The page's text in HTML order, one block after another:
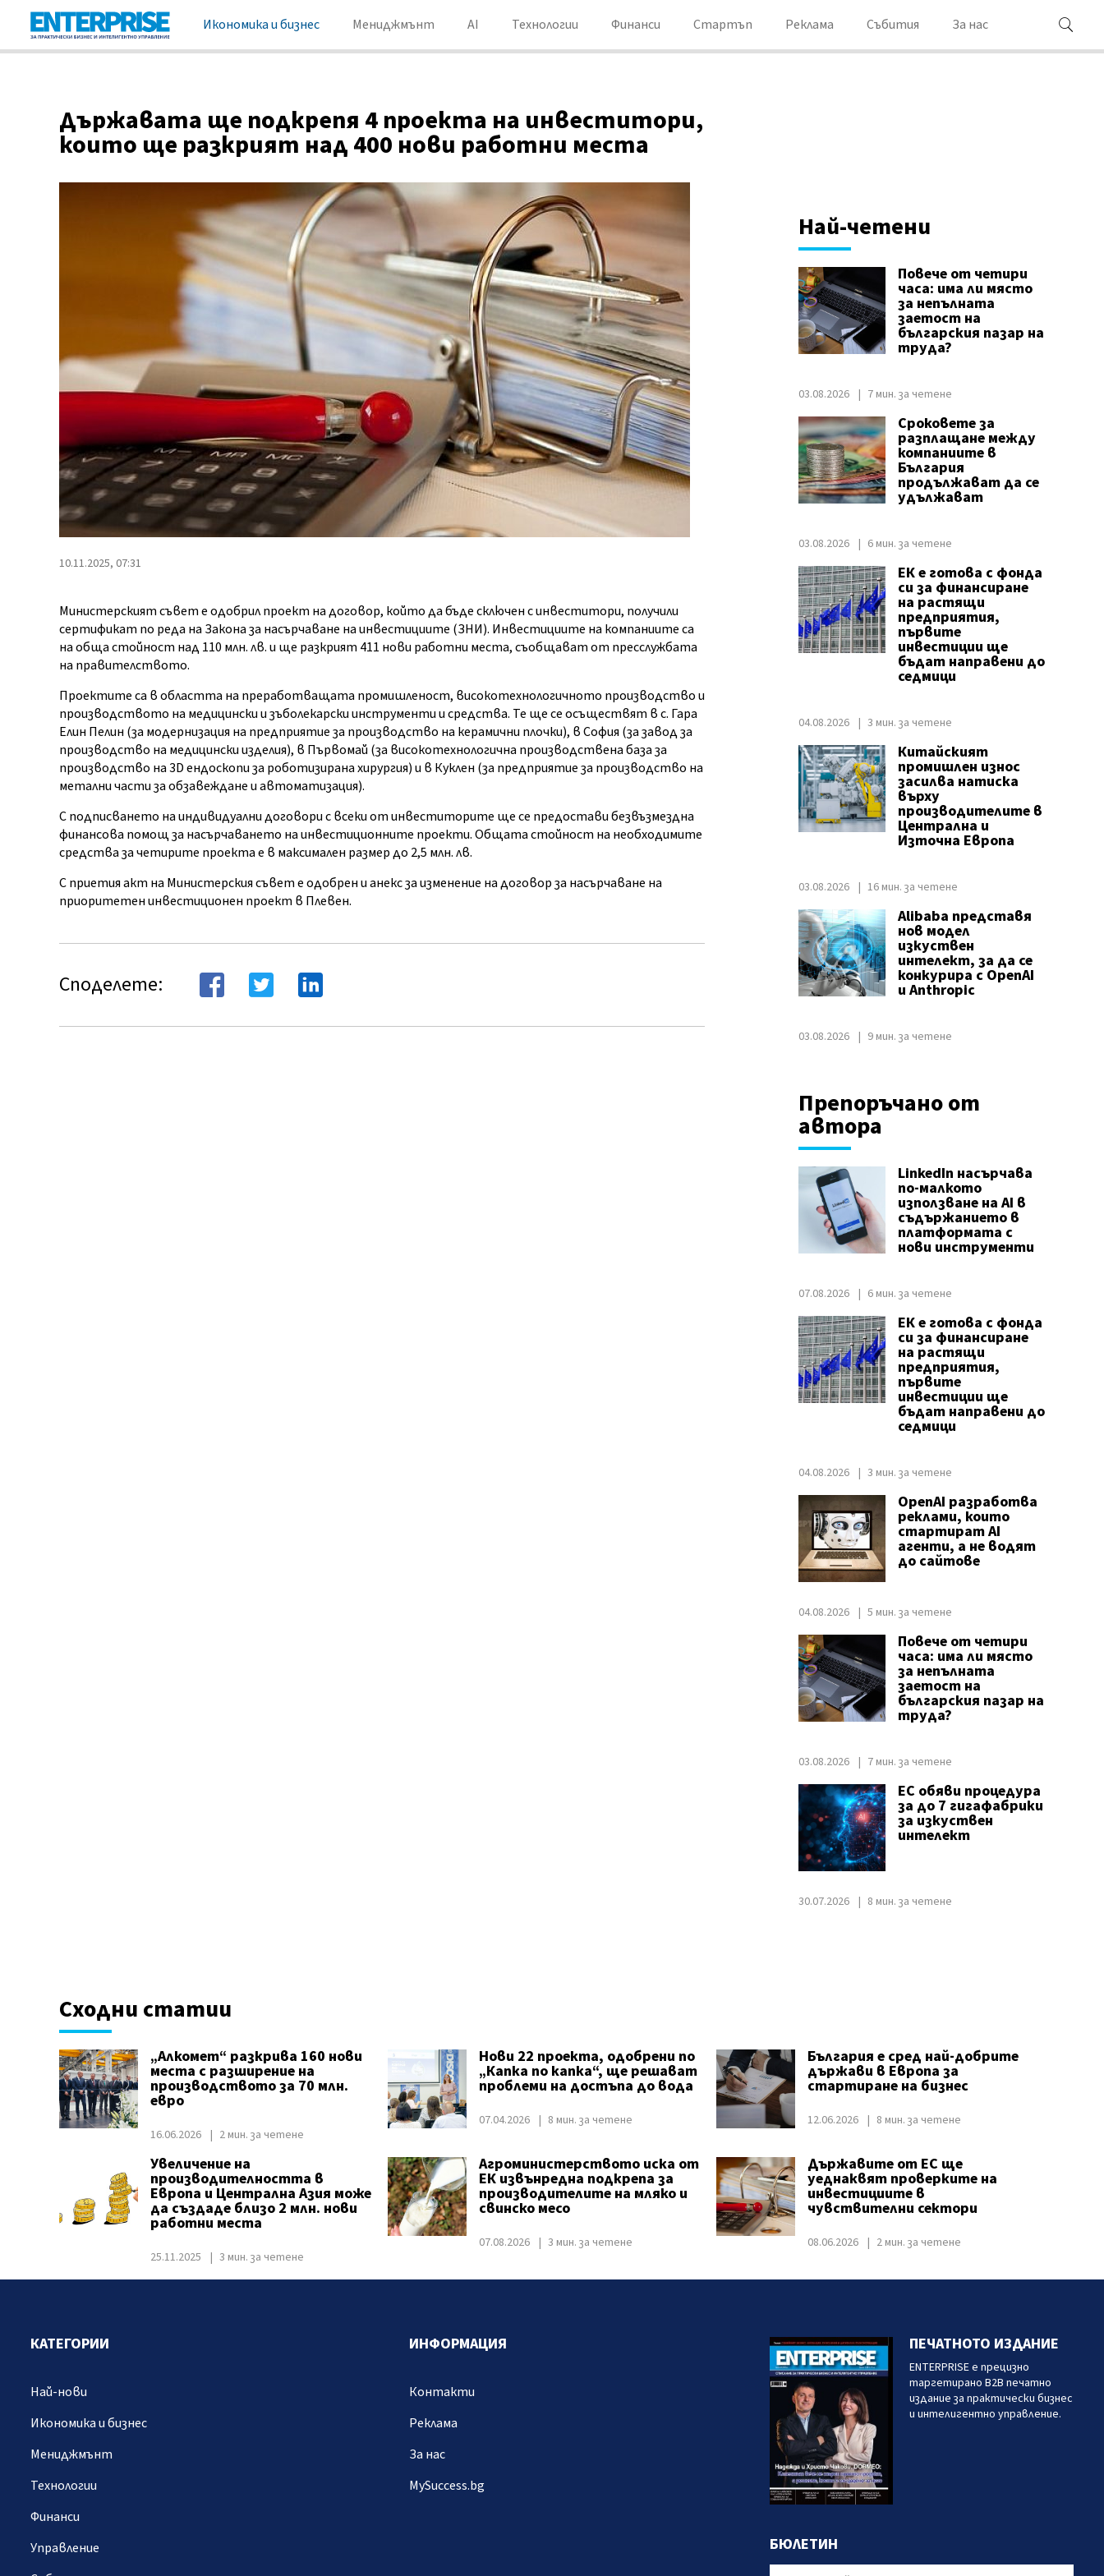
Икономика и бизнес Мениджмънт AI Технологии Финанси Стартъп Реклама Събития За нас
Държавата ще подкрепя 4 проекта на инвеститори,
които ще разкрият над 400 нови работни места
10.11.2025, 07:31
Министерският съвет е одобрил проект на договор, който да бъде сключен с инвеститори, получили
сертификат по реда на Закона за насърчаване на инвестициите (ЗНИ). Инвестициите на компаниите са
на обща стойност над 110 млн. лв. и ще разкрият 411 нови работни места, съобщават от пресслужбата
на правителството.
Проектите са в областта на преработващата промишленост, високотехнологичното производство и
производството на медицински и зъболекарски инструменти и средства. Те ще се осъществят в с. Гара
Елин Пелин (за модернизация на предприятие за производство на керамични плочки), в София (за завод за
производство на медицински изделия), в Първомай (за високотехнологична производствена база за
производство на 3D ендоскопи за роботизирана хирургия) и в Куклен (за предприятие за производство на
метални части за обзавеждане и автоматизация).
С подписването на индивидуални договори с всеки от инвеститорите ще се предостави безвъзмездна
финансова помощ за насърчаването на инвестиционните проекти. Общата стойност на необходимите
средства за четирите проекта е в максимален размер до 2,5 млн. лв.
С приетия акт на Министерския съвет е одобрен и анекс за изменение на договор за насърчаване на
приоритетен инвестиционен проект в Плевен.
Споделете:
Най-четени
Повече от четири
часа: има ли място
за непълната
заетост на
българския пазар на
труда?
03.08.2026 7 мин. за четене
Сроковете за
разплащане между
компаниите в
България
продължават да се
удължават
03.08.2026 6 мин. за четене
ЕК е готова с фонда
си за финансиране
на растящи
предприятия,
първите
инвестиции ще
бъдат направени до
седмици
04.08.2026 3 мин. за четене
Китайският
промишлен износ
засилва натиска
върху
производителите в
Централна и
Източна Европа
03.08.2026 16 мин. за четене
Alibaba представя
нов модел
изкуствен
интелект, за да се
конкурира с OpenAI
и Anthropic
03.08.2026 9 мин. за четене
Препоръчано от
автора
LinkedIn насърчава
по-малкото
използване на AI в
съдържанието в
платформата с
нови инструменти
07.08.2026 6 мин. за четене
ЕК е готова с фонда
си за финансиране
на растящи
предприятия,
първите
инвестиции ще
бъдат направени до
седмици
04.08.2026 3 мин. за четене
OpenAI разработва
реклами, които
стартират AI
агенти, а не водят
до сайтове
04.08.2026 5 мин. за четене
Повече от четири
часа: има ли място
за непълната
заетост на
българския пазар на
труда?
03.08.2026 7 мин. за четене
ЕС обяви процедура
за до 7 гигафабрики
за изкуствен
интелект
30.07.2026 8 мин. за четене
Сходни статии
„Алкомет“ разкрива 160 нови
места с разширение на
производството за 70 млн.
евро
16.06.2026 2 мин. за четене
Нови 22 проекта, одобрени по
„Капка по капка“, ще решават
проблеми на достъпа до вода
07.04.2026 8 мин. за четене
България е сред най-добрите
държави в Европа за
стартиране на бизнес
12.06.2026 8 мин. за четене
Увеличение на
производителността в
Европа и Централна Азия може
да създаде близо 2 млн. нови
работни места
25.11.2025 3 мин. за четене
Агроминистерството иска от
ЕК извънредна подкрепа за
производителите на мляко и
свинско месо
07.08.2026 3 мин. за четене
Държавите от ЕС ще
уеднаквят проверките на
инвестициите в
чувствителни сектори
08.06.2026 2 мин. за четене
КАТЕГОРИИ
Най-нови
Икономика и бизнес
Мениджмънт
Технологии
Финанси
Управление
ИНФОРМАЦИЯ
Контакти
Реклама
За нас
MySuccess.bg
ПЕЧАТНОТО ИЗДАНИЕ
ENTERPRISE е прецизно
таргетирано B2B печатно
издание за практически бизнес
и интелигентно управление.
БЮЛЕТИН